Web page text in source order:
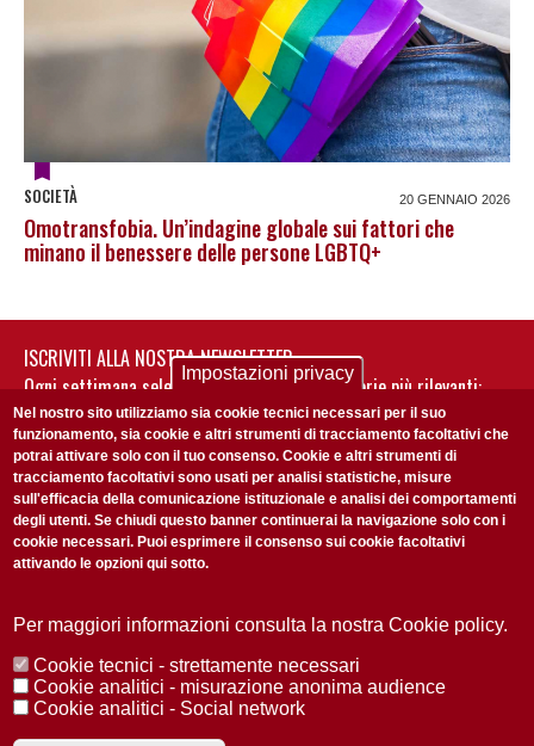
SOCIETÀ 20 GENNAIO 2026
Omotransfobia. Un’indagine globale sui fattori che
minano il benessere delle persone LGBTQ+
ISCRIVITI ALLA NOSTRA NEWSLETTER
Ogni settimana selezioniamo per te nostre storie più rilevanti:
non perderti gli aggiornamenti della nostra newsletter
Accetto laPrivacy Policy
Redazione Copyright Privacy
Area stampa
© 2025 Università di Padova
Impostazioni privacy
Nel nostro sito utilizziamo sia cookie tecnici necessari per il suo
funzionamento, sia cookie e altri strumenti di tracciamento facoltativi che
potrai attivare solo con il tuo consenso. Cookie e altri strumenti di
tracciamento facoltativi sono usati per analisi statistiche, misure
sull'efficacia della comunicazione istituzionale e analisi dei comportamenti
degli utenti. Se chiudi questo banner continuerai la navigazione solo con i
cookie necessari. Puoi esprimere il consenso sui cookie facoltativi
attivando le opzioni qui sotto.
Per maggiori informazioni consulta la nostra Cookie policy.
Cookie tecnici - strettamente necessari
Cookie analitici - misurazione anonima audience
Cookie analitici - Social network